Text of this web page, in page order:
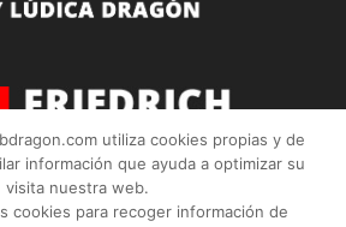
utiliza cookies propias y de
información que ayuda a optimizar su
visita nuestra web.
cookies para recoger información de